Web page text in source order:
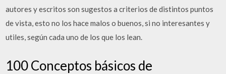
autores y escritos son sugestos a criterios de distintos puntos
de vista, esto no los hace malos o buenos, si no interesantes y
utiles, según cada uno de los que los lean.
100 Conceptos básicos de